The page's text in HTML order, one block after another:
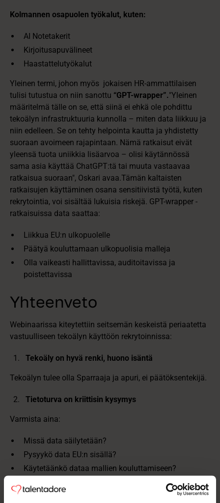
Kolmannen osapuolen työkalut, kuten:
AI Notetakerit
Kirjoitusapuvälineet
Haastattelutyökalut
Yleinen termi, johon myös jokaisen HR-ammattilaisen
tulisi tutustua on niin sanottu “GPT-wrapper”."Yleinen
määritelmä tälle on se, että siinä ei ehkä ole pohdittu
tekoälyn infrastruktuuria kunnolla – miten data liikkuu ja
niin edelleen. Se on tehty helpointa kautta ja yhdistetty
suoraan avoimeen rajapintaan. Nämä ratkaisut eivät
yleensä tuota uniikkia lisäarvoa – olisi käytännössä
sama asia käyttää ChatGPT:tä tai muuta vastaavaa
ratkaisua suoraan", Oskari avaa.Tämän kaltaisten
ratkaisujen käyttäminen osana sensitiivistä työtä, kuten
rekrytointia, voi sisältää lukuisia riskejä. GPT-wrapper -
ratkaisuissa data saattaa:
Liikkua EU:n ulkopuolelle
Päätyä kouluttamaan ulkopuolisia malleja
Olla vaikeasti hallittavissa, auditoitavissa ja
poistettavissa
Yhteenveto
Webinaarissa kiteytettiin seitsemän keskeistä periaatetta
vastuulliseen tekoälyn käyttöön rekrytoinnissa:
Tekoäly on hyvä renki, huono isäntä
Tekoälyn tulee olla Sparraaja ja apuri, ei päätöksentekijä.
Tietoturva on kriittisin kysymys
Varmista aina:
Missä data säilytetään?
Pysyykö data EU:n sisällä?
Käytetäänkö dataa mallien kouluttamiseen?
EU:n tekoälysäädöksen mukaan